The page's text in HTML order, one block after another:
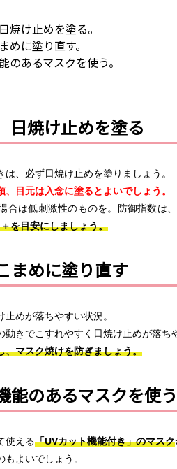
焼け止めを塗る。
めに塗り直す。
のあるマスクを使う。
日焼け止めを塗る
、必ず日焼け止めを塗りましょう。
、目元は入念に塗るとよいでしょう。
合は低刺激性のものを。防御指数は
を目安にしましょう。
まめに塗り直す
めが落ちやすい状況。
きでこすれやすく日焼け止めが落ち
、マスク焼けを防ぎましょう。
能のあるマスクを使う
使える「UVカット機能付き」のマスク
よいでしょう。